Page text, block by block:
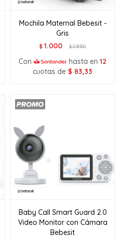
Mochila Maternal Bebesit -
Gris
$ 1.000 $1.990
Con hasta en 12
cuotas de $ 83,33
Baby Call Smart Guard 2.0
Video Monitor con Cámara
Bebesit